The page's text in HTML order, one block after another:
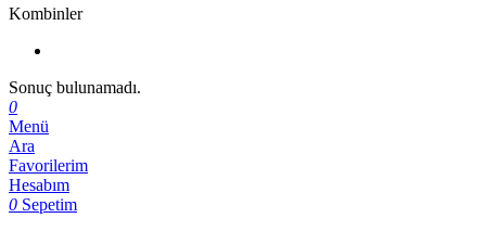
Kombinler
Sonuç bulunamadı.
0
Menü
Ara
Favorilerim
Hesabım
0 Sepetim